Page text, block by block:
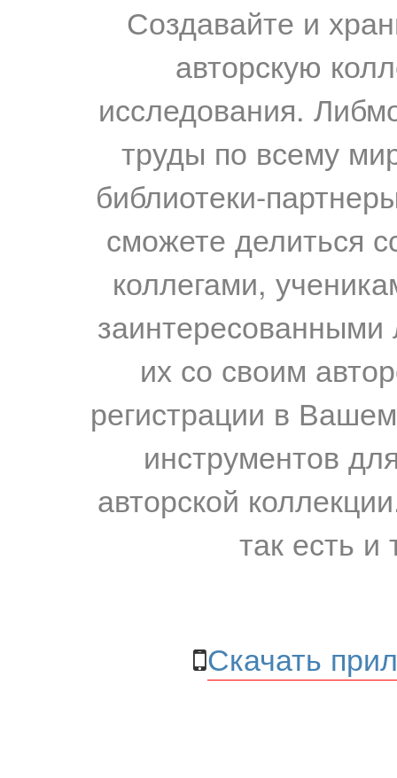
Создавайте и
авторскую
исследования.
труды по всему
библиотеки-
сможете делиться
коллегами,
их со своим
регистрации в
инструментов
авторской
так есть и
Скачать